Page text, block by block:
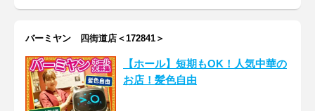
バーミヤン 四街道店＜172841＞
【ホール】短期もOK！人気中華の
お店！髪色自由